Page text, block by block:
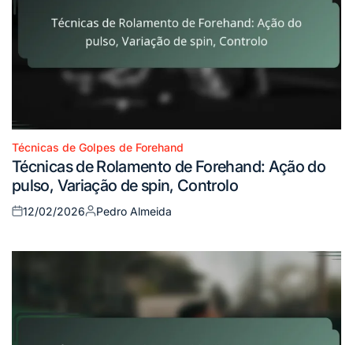
Posted
in
Técnicas de Golpes de Forehand
Técnicas de Rolamento de Forehand: Ação do
pulso, Variação de spin, Controlo
Posted
12/02/2026
Posted
Pedro Almeida